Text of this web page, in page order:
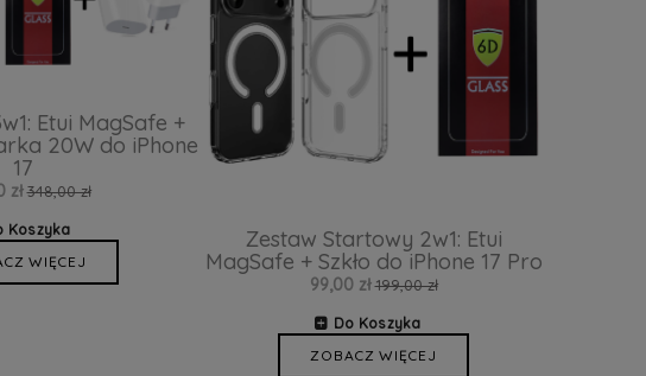
Etui MagSafe +
20W do iPhone
17
zł 348,00 zł
Koszyka
WIĘCEJ
Zestaw Startowy 2w1: Etui
MagSafe + Szkło do iPhone 17 Pro
99,00 zł 199,00 zł
Do Koszyka
ZOBACZ WIĘCEJ